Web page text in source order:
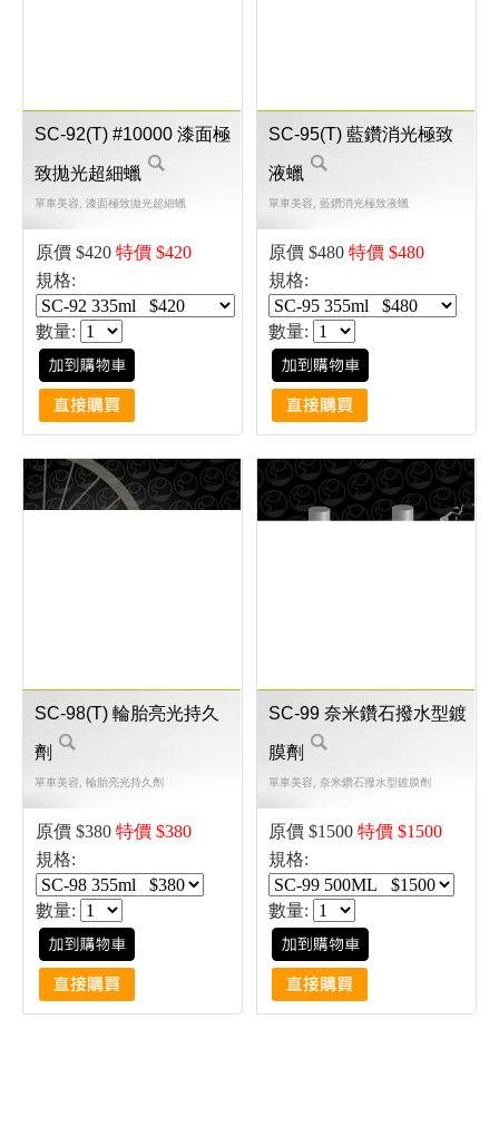
SC-92(T) #10000 漆面極
致拋光超細蠟
單車美容, 漆面極致拋光超細蠟
原價 $420 特價 $420
規格:
數量:
SC-95(T) 藍鑽消光極致
液蠟
單車美容, 藍鑽消光極致液蠟
原價 $480 特價 $480
規格:
數量:
SC-98(T) 輪胎亮光持久
劑
單車美容, 輪胎亮光持久劑
原價 $380 特價 $380
規格:
數量:
SC-99 奈米鑽石撥水型鍍
膜劑
單車美容, 奈米鑽石撥水型鍍膜劑
原價 $1500 特價 $1500
規格:
數量: